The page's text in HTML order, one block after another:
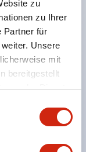
zu
zu Ihrer
Partner für
Unsere
mit
bereitgestellt
der Dienste
bei dem
bearbeitet
Klemmenleiste
den Not-Aus